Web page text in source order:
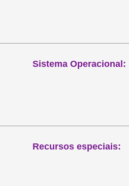
Sistema Operacional:
Recursos especiais: